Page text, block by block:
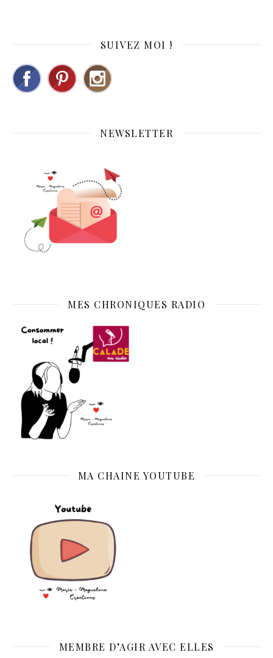
SUIVEZ MOI !
NEWSLETTER
MES CHRONIQUES RADIO
MA CHAINE YOUTUBE
MEMBRE D’AGIR AVEC ELLES